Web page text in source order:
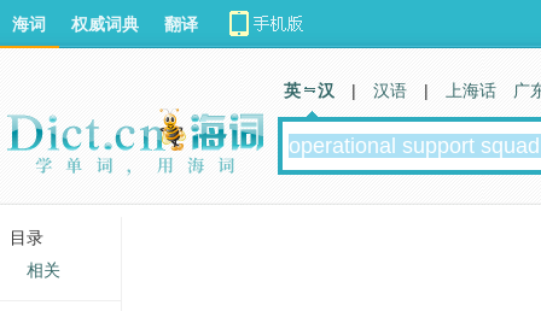
海词 权威词典 翻译
英 汉 | 汉语 | 上海话 广
目录
相关